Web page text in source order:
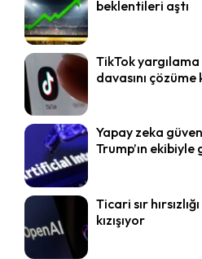
beklentileri aştı
TikTok
davasını
Yapay zeka
Trump’ın
Ticari sır
kızışıyor